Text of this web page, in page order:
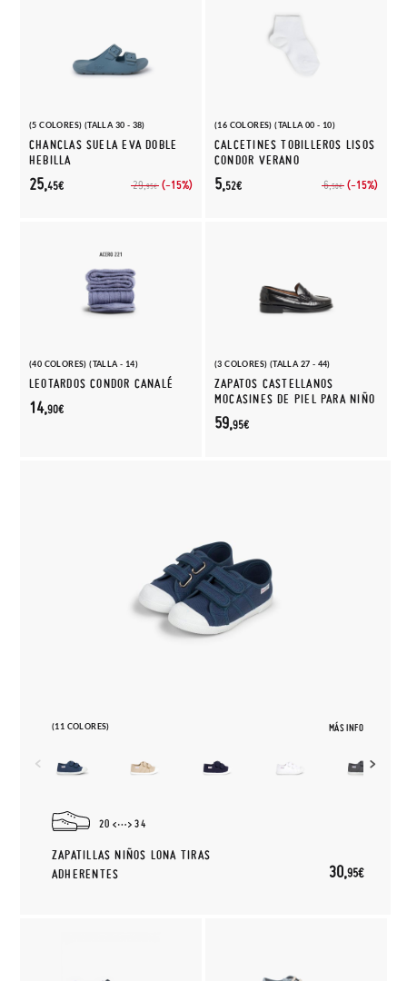
(5 COLORES) (TALLA 30 - 38)
CHANCLAS SUELA EVA DOBLE
HEBILLA
29,95€ (-15%)
25,45€
(16 COLORES) (TALLA 00 - 10)
CALCETINES TOBILLEROS LISOS
CONDOR VERANO
6,50€ (-15%)
5,52€
(40 COLORES) (TALLA - 14)
LEOTARDOS CONDOR CANALÉ
14,90€
(3 COLORES) (TALLA 27 - 44)
ZAPATOS CASTELLANOS
MOCASINES DE PIEL PARA NIÑO
59,95€
(11 COLORES) MÁS INFO
20 34
ZAPATILLAS NIÑOS LONA TIRAS
ADHERENTES
30,95€